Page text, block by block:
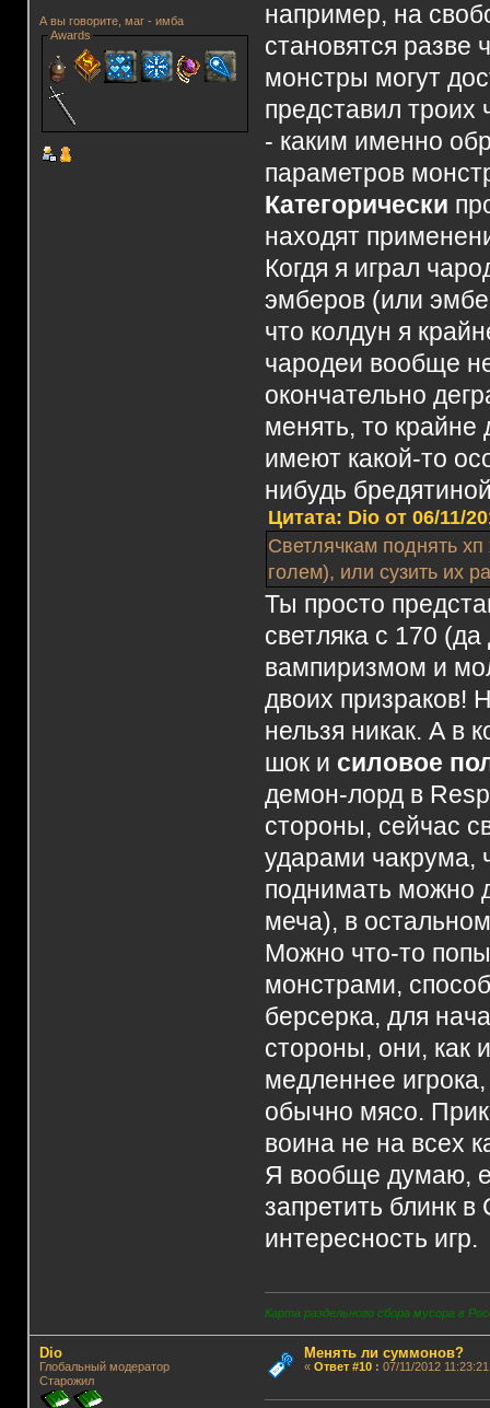
А вы говорите, маг - имба
Awards
например, на
становятся разве
монстры могут
представил
- каким именно
параметров
Категорически
находят
Когдя я играл
эмберов (или
что колдун я
чародеи вообще
окончательно
менять, то крайне
имеют какой-то
нибудь
Цитата: Dio от 06/11/
Светлячкам поднять
голем), или сузить их
Ты просто
светляка с 170
вампиризмом и
двоих призраков!
нельзя никак. А в
шок и силовое
демон-лорд в
стороны, сейчас
ударами чакрума,
поднимать можно
меча), в
Можно что-то
монстрами,
берсерка, для
стороны, они, как
медленнее
обычно мясо.
воина не на всех
Я вообще думаю,
запретить блинк в
интересность игр.
Карта раздельного сбора мусора в
Dio
Глобальный модератор
Старожил
Менять ли суммонов?
« Ответ #10: 07/11/2012